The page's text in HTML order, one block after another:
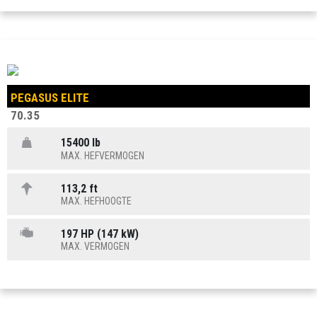
PEGASUS ELITE
70.35
15400 lb
MAX. HEFVERMOGEN
113,2 ft
MAX. HEFHOOGTE
197 HP (147 kW)
MAX. VERMOGEN